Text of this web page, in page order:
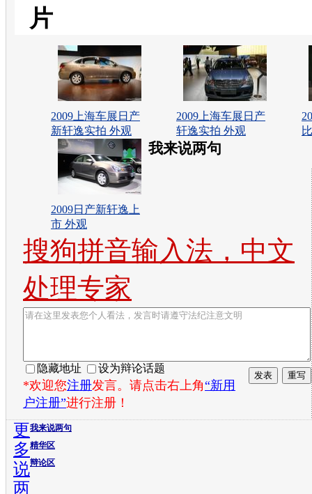
片
2009上海车展日产
新轩逸实拍 外观
2009上海车展日产
轩逸实拍 外观
2009日产新轩逸上
市 外观
我来说两句
搜狗拼音输入法，中文
处理专家
隐藏地址 设为辩论话题
*欢迎您注册发言。请点击右上角“新用
户注册”进行注册！
我来说两句
精华区
辩论区
更
多
说
两